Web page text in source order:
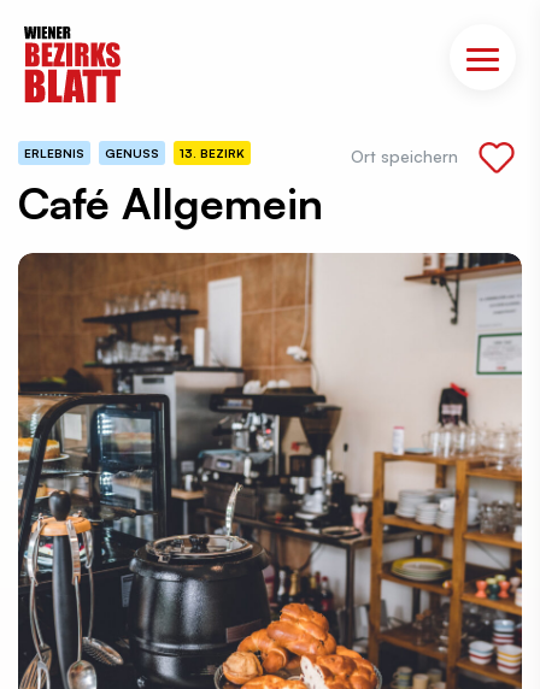
Ort speichern
ERLEBNIS GENUSS 13. BEZIRK
Café Allgemein